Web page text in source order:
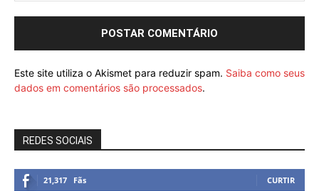
Este site utiliza o Akismet para reduzir spam. Saiba como seus
dados em comentários são processados.
REDES SOCIAIS
21,317 Fãs CURTIR